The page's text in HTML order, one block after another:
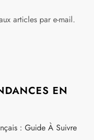
articles par e-mail.
EN
: Guide À Suivre